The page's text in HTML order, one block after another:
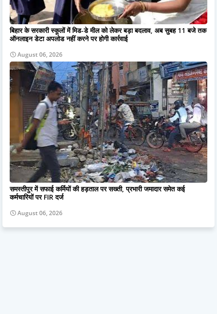
बिहार के सरकारी स्कूलों में मिड-डे मील को लेकर बड़ा बदलाव, अब सुबह 11 बजे तक
ऑनलाइन डेटा अपलोड नहीं करने पर होगी कार्रवाई
August 06, 2026
समस्तीपुर में सफाई कर्मियों की हड़ताल पर सख्ती, प्रभारी जमादार समेत कई
कर्मचारियों पर FIR दर्ज
August 06, 2026